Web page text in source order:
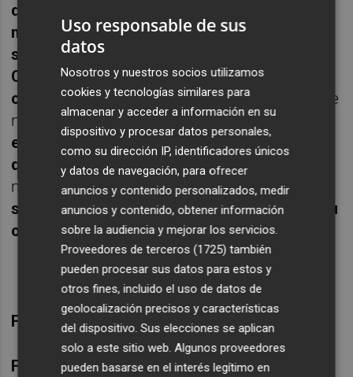
de Rubén Serrano sobre Svensson lo
materializó el propio delantero hispano
sueco. Era el minuto 80 y la afición del
Cartagena empezó a tomar el camino a
casa con la lógica decepción. Prácticamente
no ocurrió nada más reseñable, si acaso la
expulsión del visitante José Albert por
doble amonestación ya en el 93, en una
matinal complicada paraun aspirante a
subir que, a día de hoy, está más lejos de su
objetivo.
Ficha técnica:
Futbol Club Cartagena, 1:Iván Martínez,
Uso responsable de sus
datos
Nosotros y nuestros socios utilizamos
cookies y tecnologías similares para
almacenar y acceder a información en su
dispositivo y procesar datos personales,
como su dirección IP, identificadores únicos
y datos de navegación, para ofrecer
anuncios y contenido personalizados, medir
anuncios y contenido, obtener información
sobre la audiencia y mejorar los servicios.
Proveedores de terceros (1725) también
pueden procesar sus datos para estos y
otros fines, incluido el uso de datos de
geolocalización precisos y características
del dispositivo. Sus elecciones se aplican
solo a este sitio web. Algunos proveedores
pueden basarse en el interés legítimo en